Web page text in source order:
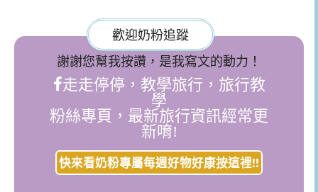
歡迎奶粉追蹤
謝謝您幫我按讚，是我寫文的動力！
走走停停，教學旅行，旅行教
學
粉絲專頁，最新旅行資訊經常更
新唷!
快來看奶粉專屬每週好物好康按這裡!!